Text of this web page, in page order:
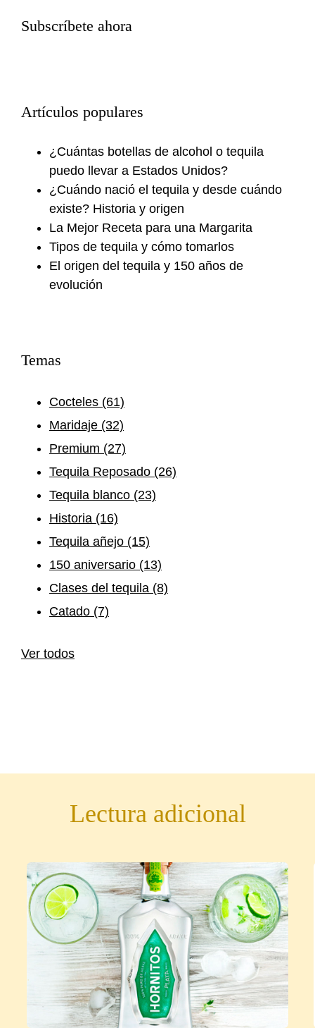
Subscríbete ahora
Artículos populares
¿Cuántas botellas de alcohol o tequila
puedo llevar a Estados Unidos?
¿Cuándo nació el tequila y desde cuándo
existe? Historia y origen
La Mejor Receta para una Margarita
Tipos de tequila y cómo tomarlos
El origen del tequila y 150 años de
evolución
Temas
Cocteles (61)
Maridaje (32)
Premium (27)
Tequila Reposado (26)
Tequila blanco (23)
Historia (16)
Tequila añejo (15)
150 aniversario (13)
Clases del tequila (8)
Catado (7)
Ver todos
Lectura adicional